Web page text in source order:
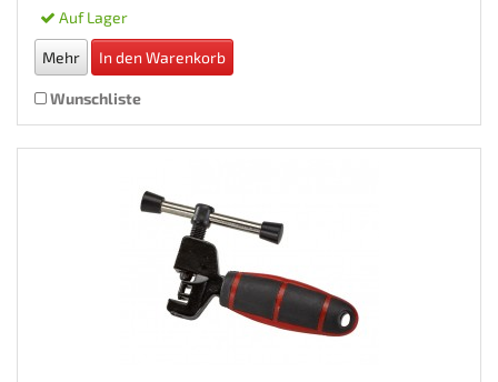
Auf Lager
Mehr In den Warenkorb
Wunschliste